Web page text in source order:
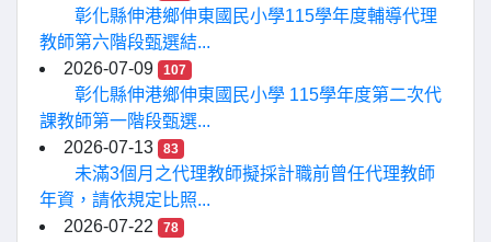
彰化縣伸港鄉伸東國民小學115學年度輔導代理
教師第六階段甄選結...
2026-07-09
107
彰化縣伸港鄉伸東國民小學 115學年度第二次代
課教師第一階段甄選...
2026-07-13
83
未滿3個月之代理教師擬採計職前曾任代理教師
年資，請依規定比照...
2026-07-22
78